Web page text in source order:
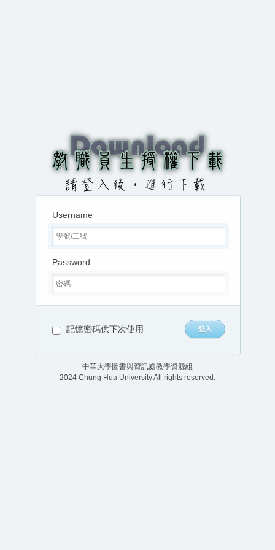
Username
Password
記憶密碼供下次使用
中華大學圖書與資訊處教學資源組
2024 Chung Hua University All rights reserved.